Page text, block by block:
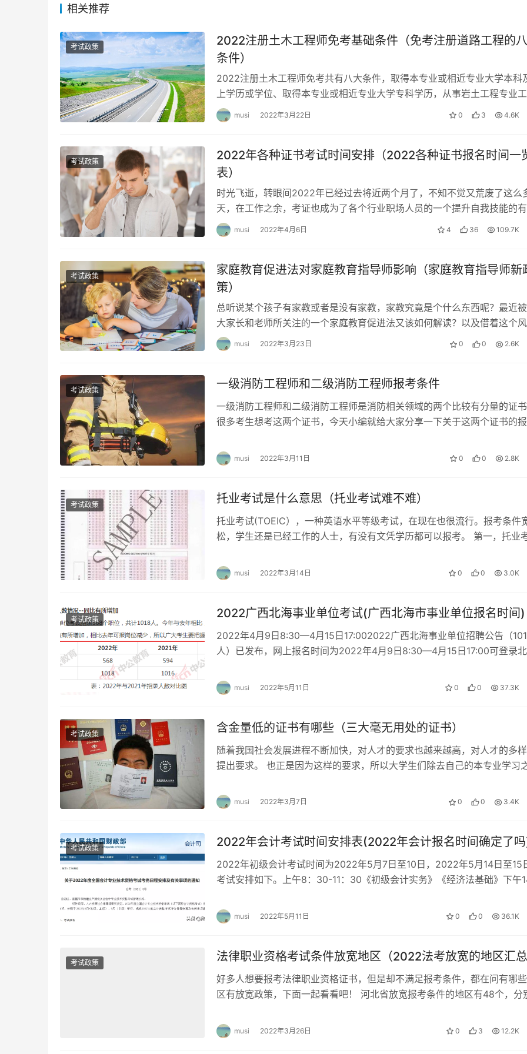
相关推荐
考试政策
2022注册土木工程师免考基础条件（免考注册道路工程的
条件）
2022注册土木工程师免考共有八大条件，取得本专业或相近专业大学本科
上学历或学位、取得本专业或相近专业大学专科学历，从事岩土工程专业工
满1年、取得其他专业大学本科及以上学历或…
musi 2022年3月22日 0 3 4.6K
考试政策
2022年各种证书考试时间安排（2022各种证书报名时间一
表）
时光飞逝，转眼间2022年已经过去将近两个月了，不知不觉又荒废了这么
天，在工作之余，考证也成为了各个行业职场人员的一个提升自我技能的有
通道，这里整理2022年全年考证时间，各位…
musi 2022年4月6日 4 36 109.7K
考试政策
家庭教育促进法对家庭教育指导师影响（家庭教育指导师新
策）
总听说某个孩子有家教或者是没有家教，家教究竟是个什么东西呢？最近
大家长和老师所关注的一个家庭教育促进法又该如何解读？以及借着这个风
有了热度的一个家庭教育指导师的证书又该不该考…
musi 2022年3月23日 0 0 2.6K
考试政策 一级消防工程师和二级消防工程师报考条件
一级消防工程师和二级消防工程师是消防相关领域的两个比较有分量的证书
很多考生想考这两个证书，今天小编就给大家分享一下关于这两个证书的报
musi 2022年3月11日 0 0 2.8K
考试政策 托业考试是什么意思（托业考试难不难）
托业考试(TOEIC），一种英语水平等级考试，在现在也很流行。报考条件
松，学生还是已经工作的人士，有没有文凭学历都可以报考。 第一，托业
musi 2022年3月14日 0 0 3.0K
考试政策 2022广西北海事业单位考试(广西北海市事业单位报名时间)
2022年4月9日8:30—4月15日17:002022广西北海事业单位招聘公告（
人）已发布，网上报名时间为2022年4月9日8:30—4月15日17:00可登录北
musi 2022年5月11日 0 0 37.3K
考试政策 含金量低的证书有哪些（三大毫无用处的证书）
随着我国社会发展进程不断加快，对人才的要求也越来越高，对人才的多
提出要求。 也正是因为这样的要求，所以大学生们除去自己的本专业学习
musi 2022年3月7日 0 0 3.4K
考试政策 2022年会计考试时间安排表(2022年会计报名时间确定了
2022年初级会计考试时间为2022年5月7日至10日，2022年5月14日至15
考试安排如下。上午8：30-11：30《初级会计实务》《经济法基础》下午
musi 2022年5月11日 0 0 36.1K
考试政策 法律职业资格考试条件放宽地区（2022法考放宽的地区汇总
好多人想要报考法律职业资格证书，但是却不满足报考条件，都在问有哪
区有放宽政策，下面一起看看吧！ 河北省放宽报考条件的地区有48个，分
musi 2022年3月26日 0 3 12.2K